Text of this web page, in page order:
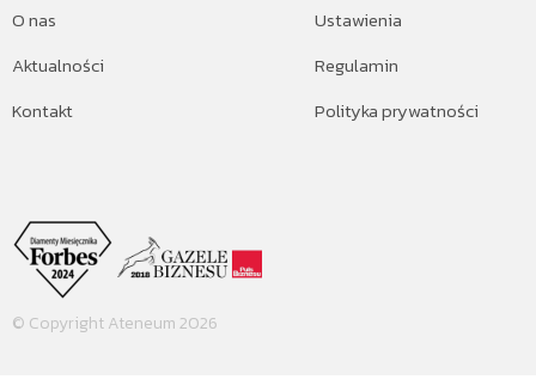
O nas
Aktualności
Kontakt
Ustawienia
Regulamin
Polityka prywatności
© Copyright Ateneum 2026